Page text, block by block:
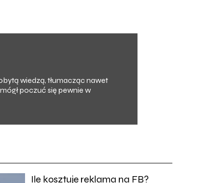
wiedzą, tłumacząc nawet
poczuć się pewnie w
Ile kosztuje reklama na FB?